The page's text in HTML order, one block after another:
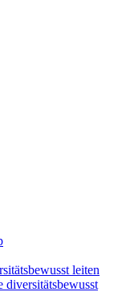
leiten
diversitätsbewusst